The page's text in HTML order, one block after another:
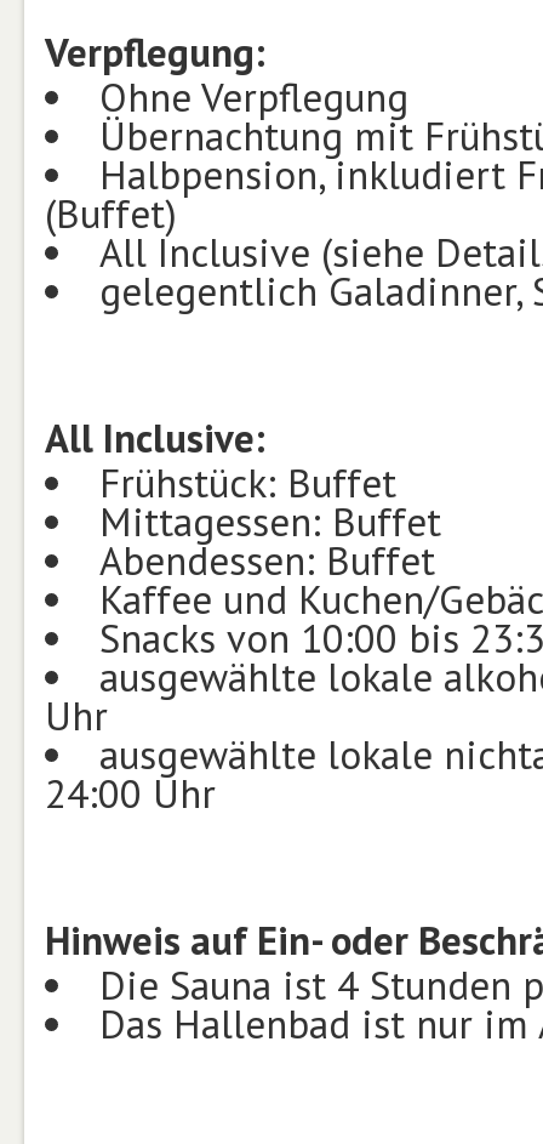
Verpflegung:
Ohne Verpflegung
Übernachtung mit
Halbpension, inkludiert
(Buffet)
All Inclusive (siehe
gelegentlich Galadinner,
All Inclusive:
Frühstück: Buffet
Mittagessen: Buffet
Abendessen: Buffet
Kaffee und Kuchen/
Snacks von 10:00 bis
ausgewählte lokale
Uhr
ausgewählte lokale
24:00 Uhr
Hinweis auf Ein- oder
Die Sauna ist 4 Stunden
Das Hallenbad ist nur